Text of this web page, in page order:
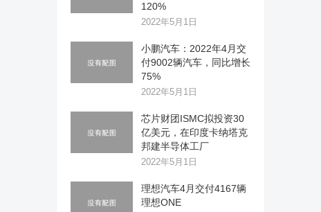
120%
2022年5月1日
小鹏汽车：2022年4月交
付9002辆汽车，同比增长
75%
2022年5月1日
芯片财团ISMC拟投资30
亿美元，在印度卡纳塔克
邦建半导体工厂
2022年5月1日
理想汽车4月交付4167辆
理想ONE